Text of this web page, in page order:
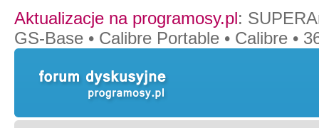
Aktualizacje na programosy.pl:
GS-Base • Calibre Portable • Calibre •